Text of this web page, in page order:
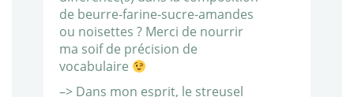
de beurre-farine-sucre-amandes
ou noisettes ? Merci de nourrir
ma soif de précision de
vocabulaire
–> Dans mon esprit, le streusel